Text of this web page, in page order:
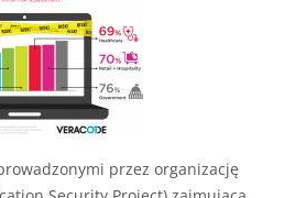
przez organizację